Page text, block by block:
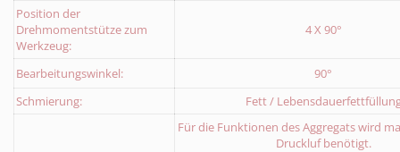
Position der
Drehmomentstütze zum
Werkzeug:
4 X 90°
Bearbeitungswinkel:
90°
Schmierung:
Fett /
Für die Funktionen des Aggregats wird
Druckluf benötigt.